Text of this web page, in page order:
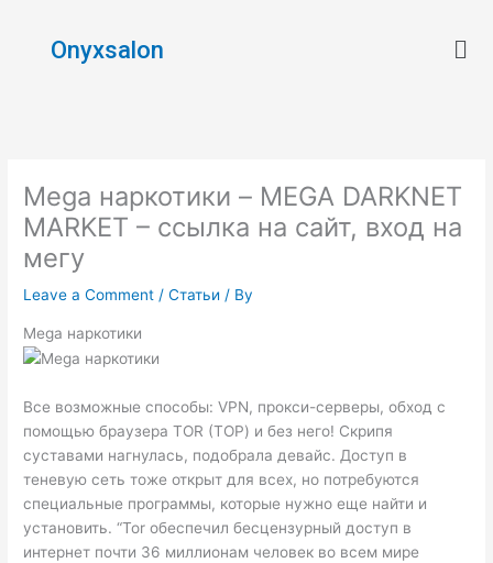
contentOnyxsalon
Mega наркотики – MEGA DARKNET
MARKET – ссылка на сайт, вход на
мегу
Leave a Comment /Статьи / By
Mega наркотики
Все возможные способы: VPN, прокси-серверы, обход с
помощью браузера TOR (ТОР) и без него! Скрипя
суставами нагнулась, подобрала девайс. Доступ в
теневую сеть тоже открыт для всех, но потребуются
специальные программы, которые нужно еще найти и
установить. “Tor обеспечил бесцензурный доступ в
интернет почти 36 миллионам человек во всем мире